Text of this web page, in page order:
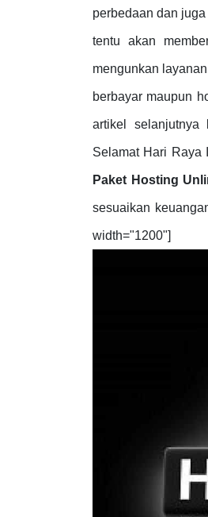
perbedaan dan
tentu akan
mengunkan
berbayar maupun
artikel selanjutnya
Selamat Hari Raya
Paket Hosting
sesuaikan
width="1200"]